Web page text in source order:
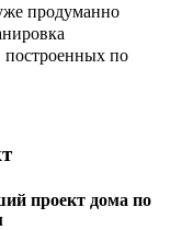
продуманно
построенных по
проект дома по